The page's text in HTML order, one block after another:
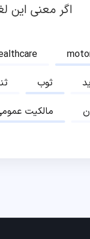
اگر معنی این
ثوب
مالکیت